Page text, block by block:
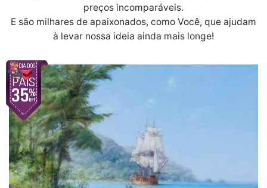
preços incomparáveis.
E são milhares de apaixonados, como Você, que ajudam
à levar nossa ideia ainda mais longe!